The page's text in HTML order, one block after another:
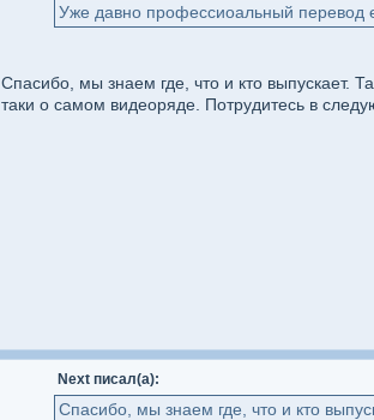
Уже давно профессиоальный перевод
Спасибо, мы знаем где, что и кто выпускает.
таки о самом видеоряде. Потрудитесь в
Next писал(а):
Спасибо, мы знаем где, что и кто